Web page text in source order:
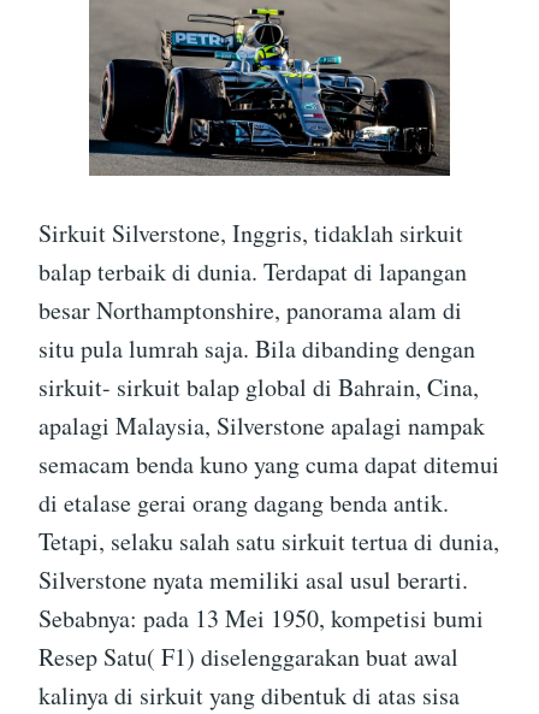
Sirkuit Silverstone, Inggris, tidaklah sirkuit
balap terbaik di dunia. Terdapat di lapangan
besar Northamptonshire, panorama alam di
situ pula lumrah saja. Bila dibanding dengan
sirkuit- sirkuit balap global di Bahrain, Cina,
apalagi Malaysia, Silverstone apalagi nampak
semacam benda kuno yang cuma dapat ditemui
di etalase gerai orang dagang benda antik.
Tetapi, selaku salah satu sirkuit tertua di dunia,
Silverstone nyata memiliki asal usul berarti.
Sebabnya: pada 13 Mei 1950, kompetisi bumi
Resep Satu( F1) diselenggarakan buat awal
kalinya di sirkuit yang dibentuk di atas sisa